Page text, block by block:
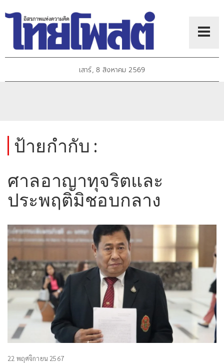
เสาร์, 8 สิงหาคม 2569
ป้ายกำกับ :
ศาลอาญาทุจริตและ
ประพฤติมิชอบกลาง
22 พฤศจิกายน 2567